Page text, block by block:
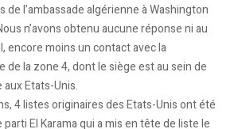
de l’ambassade algérienne à Washington
n’avons obtenu aucune réponse ni au
encore moins un contact avec la
de la zone 4, dont le siège est au sein de
aux Etats-Unis.
4 listes originaires des Etats-Unis ont été
El Karama qui a mis en tête de liste le